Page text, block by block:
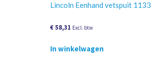
Lincoln Eenhand vetspuit 1133
€58,31 Excl. btw
In winkelwagen